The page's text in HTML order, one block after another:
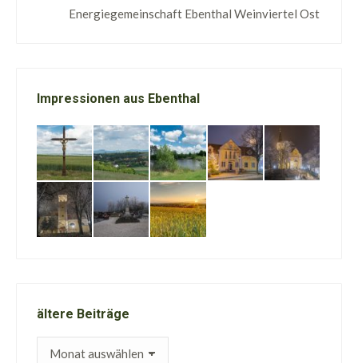
Energiegemeinschaft Ebenthal Weinviertel Ost
Impressionen aus Ebenthal
ältere Beiträge
ältere